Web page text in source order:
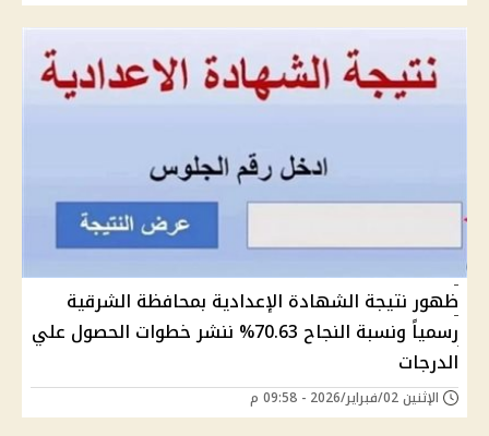
ظهور نتيجة الشهادة الإعدادية بمحافظة الشرقية
رسمياً ونسبة النجاح 70.63% ننشر خطوات الحصول علي
الدرجات
الإثنين 02/فبراير/2026 - 09:58 م